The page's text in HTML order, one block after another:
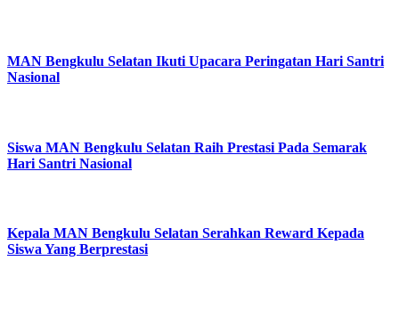
MAN Bengkulu Selatan Ikuti Upacara Peringatan Hari Santri
Nasional
Siswa MAN Bengkulu Selatan Raih Prestasi Pada Semarak
Hari Santri Nasional
Kepala MAN Bengkulu Selatan Serahkan Reward Kepada
Siswa Yang Berprestasi